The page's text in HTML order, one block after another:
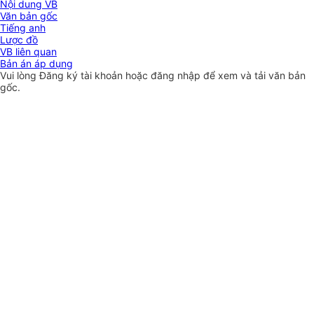
Nội dung VB
Văn bản gốc
Tiếng anh
Lược đồ
VB liên quan
Bản án áp dụng
Vui lòngĐăng ký tài khoản hoặc đăng nhập để xem và tải văn bản
gốc.